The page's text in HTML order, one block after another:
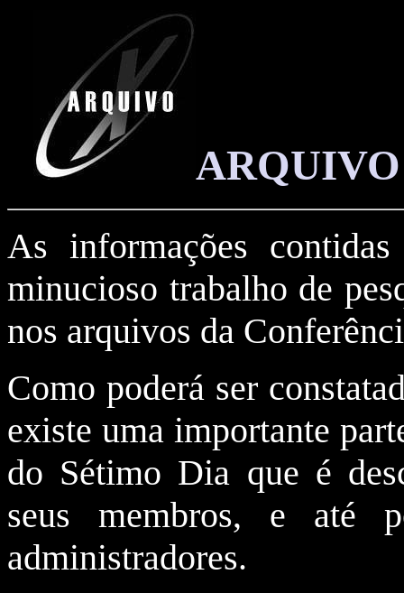
As informações
minucioso trabalho de
nos arquivos da
Como poderá ser
existe uma importante
do Sétimo Dia que é
seus membros, e até
administradores.